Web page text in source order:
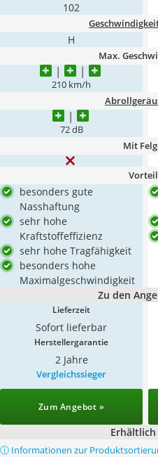
102
H
Max.
210 km/h
72 dB
Mit
besonders gute
Nasshaftung
sehr hohe
Kraftstoffeffizienz
sehr hohe Tragfähigkeit
besonders hohe
Maximalgeschwindigkeit
Zu den
Lieferzeit
Sofort lieferbar
Herstellergarantie
2 Jahre
Vergleichssieger
Zum Angebot »
Erhältlich
ⓘ Informationen zur